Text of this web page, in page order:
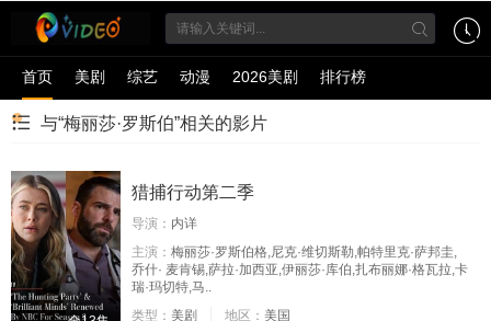
首页 美剧 综艺 动漫 2026美剧 排行榜
与“梅丽莎·罗斯伯”相关的影片
猎捕行动第二季
导演： 内详
主演： 梅丽莎·罗斯伯格,尼克·维切斯勒,帕特里克·萨邦圭,
乔什· 麦肯锡,萨拉·加西亚,伊丽莎·库伯,扎布丽娜·格瓦拉,卡
瑞·玛切特,马..
类型： 美剧 地区： 美国